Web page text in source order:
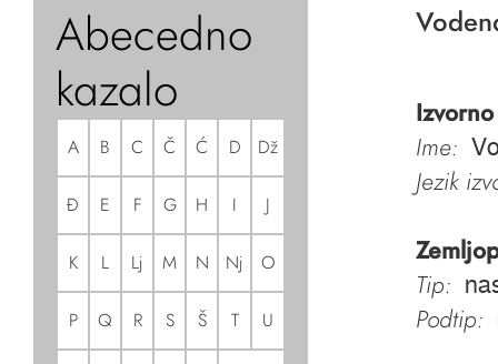
Abecedno
kazalo
A B C Č Ć D Dž
Đ E F G H I J
K L Lj M N Nj O
P Q R S Š T U
Ime:
Jezik
Tip:
Podtip: